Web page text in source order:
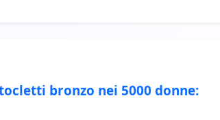
bronzo nei 5000 donne: